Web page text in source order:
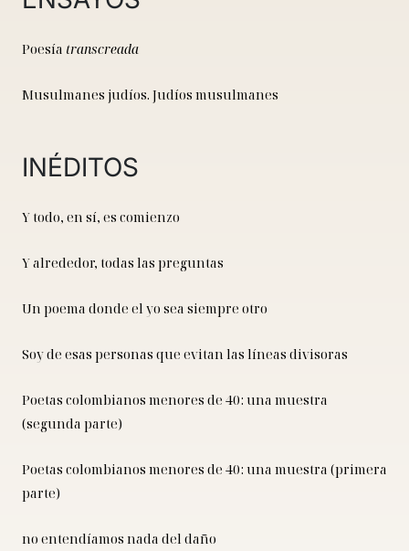
Poesía transcreada
Musulmanes judíos. Judíos musulmanes
INÉDITOS
Y todo, en sí, es comienzo
Y alrededor, todas las preguntas
Un poema donde el yo sea siempre otro
Soy de esas personas que evitan las líneas divisoras
Poetas colombianos menores de 40: una muestra
(segunda parte)
Poetas colombianos menores de 40: una muestra (primera
parte)
no entendíamos nada del daño